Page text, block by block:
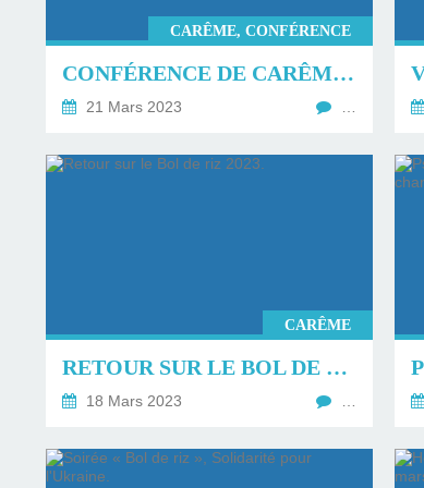
CARÊME, CONFÉRENCE
CONFÉRENCE DE CARÊME, SAMEDI 25 MARS 2023.
21 Mars 2023
CARÊME
RETOUR SUR LE BOL DE RIZ 2023.
18 Mars 2023